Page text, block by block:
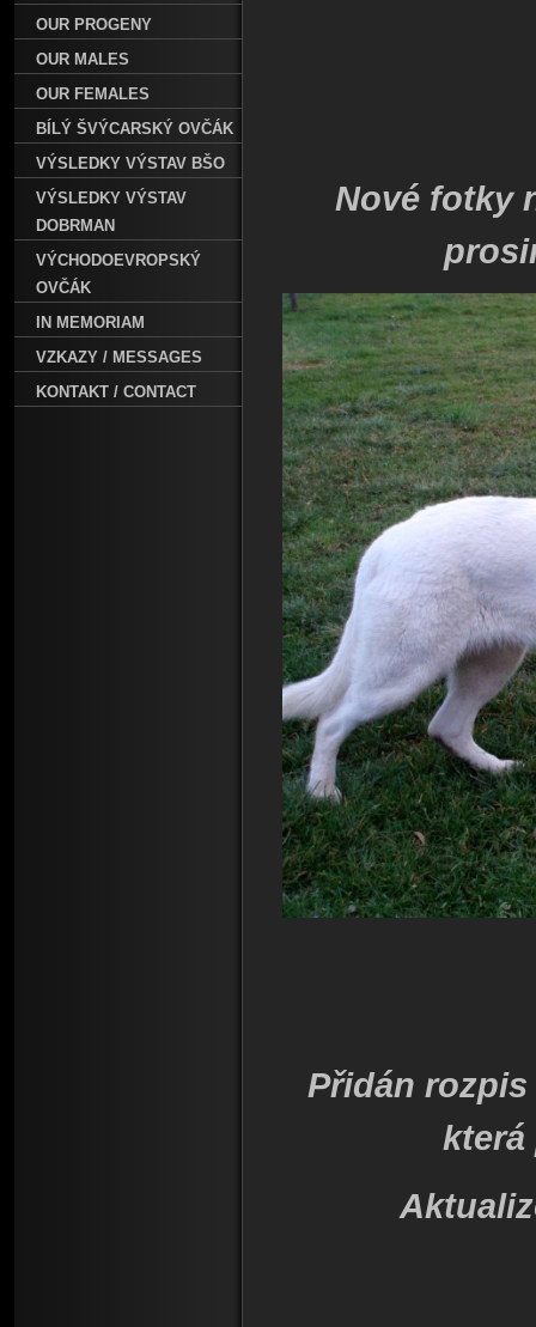
Nové fotky
Přidán
která
OUR PROGENY
OUR MALES
OUR FEMALES
BÍLÝ ŠVÝCARSKÝ OVČÁK
VÝSLEDKY VÝSTAV BŠO
VÝSLEDKY VÝSTAV
DOBRMAN
VÝCHODOEVROPSKÝ
OVČÁK
IN MEMORIAM
VZKAZY / MESSAGES
KONTAKT / CONTACT